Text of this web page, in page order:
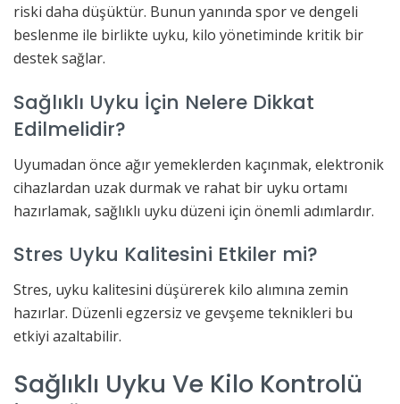
riski daha düşüktür. Bunun yanında spor ve dengeli
beslenme ile birlikte uyku, kilo yönetiminde kritik bir
destek sağlar.
Sağlıklı Uyku İçin Nelere Dikkat
Edilmelidir?
Uyumadan önce ağır yemeklerden kaçınmak, elektronik
cihazlardan uzak durmak ve rahat bir uyku ortamı
hazırlamak, sağlıklı uyku düzeni için önemli adımlardır.
Stres Uyku Kalitesini Etkiler mi?
Stres, uyku kalitesini düşürerek kilo alımına zemin
hazırlar. Düzenli egzersiz ve gevşeme teknikleri bu
etkiyi azaltabilir.
Sağlıklı Uyku Ve Kilo Kontrolü